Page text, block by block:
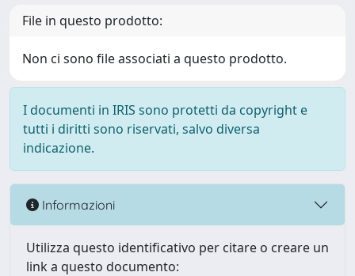
File in questo prodotto:
Non ci sono file associati a questo prodotto.
I documenti in IRIS sono protetti da copyright e
tutti i diritti sono riservati, salvo diversa
indicazione.
Informazioni
Utilizza questo identificativo per citare o creare un
link a questo documento: